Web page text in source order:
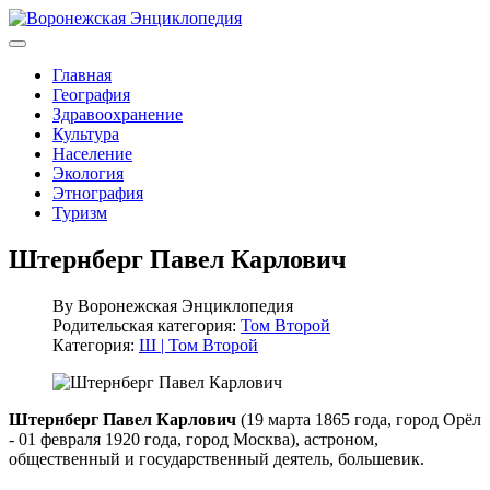
Главная
География
Здравоохранение
Культура
Население
Экология
Этнография
Туризм
Штернберг Павел Карлович
By Воронежская Энциклопедия
Родительская категория: Том Второй
Категория: Ш | Том Второй
Штернберг Павел Карлович (19 марта 1865 года, город Орёл
- 01 февраля 1920 года, город Москва), астроном,
общественный и государственный деятель, большевик.